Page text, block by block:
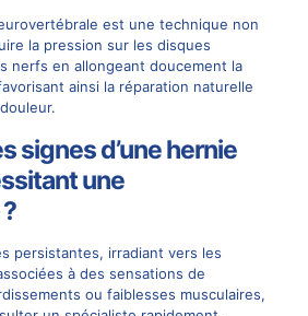
est une technique non
la pression sur les disques
nerfs en allongeant doucement la
ainsi la réparation naturelle
signes d’une hernie
une
persistantes, irradiant vers les
à des sensations de
ou faiblesses musculaires,